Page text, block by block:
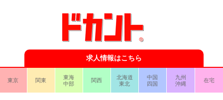
求人情報はこちら
東京 関東
東海
中部
関西
北海道
東北
中国
四国
九州
沖縄
在宅